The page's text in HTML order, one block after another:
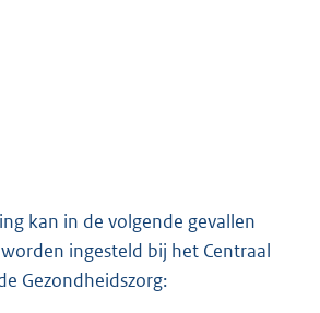
kan in de volgende gevallen
ingesteld bij het Centraal
Gezondheidszorg: